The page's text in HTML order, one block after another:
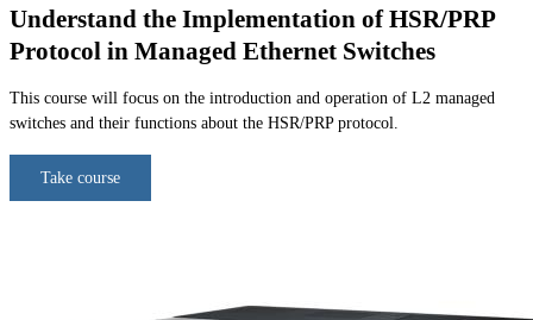
Understand the Implementation of HSR/PRP
Protocol in Managed Ethernet Switches
This course will focus on the introduction and operation of L2 managed
switches and their functions about the HSR/PRP protocol.
Take course